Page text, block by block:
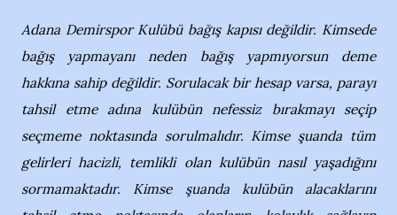
Adana Demirspor Kulübü bağış kapısı değildir. Kimsede
bağış yapmayanı neden bağış yapmıyorsun deme
hakkına sahip değildir. Sorulacak bir hesap varsa, parayı
tahsil etme adına kulübün nefessiz bırakmayı seçip
seçmeme noktasında sorulmalıdır. Kimse şuanda tüm
gelirleri hacizli, temlikli olan kulübün nasıl yaşadığını
sormamaktadır. Kimse şuanda kulübün alacaklarını